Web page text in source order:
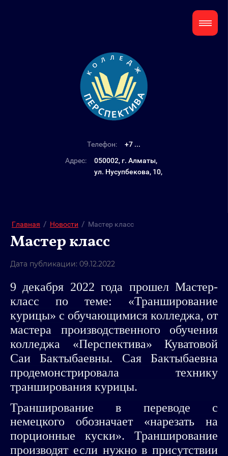
Телефон:
+7 ...
Адрес:
050002, г. Алматы,
ул. Нусупбекова, 10,
Главная / Новости / Мастер класс
Мастер класс
Дата публикации: 09.12.2022
9 декабря 2022 года прошел Мастер-
класс по теме: «Транширование
курицы» с обучающимися колледжа, от
мастера производственного обучения
колледжа «Перспектива»
Куватовой
Саи Бактыбаевны. Сая Бактыбаевна
продемонстрировала технику
транширования курицы.
Транширование в переводе с
немецкого обозначает «нарезать на
порционные куски». Транширование
производят если нужно в присутствии